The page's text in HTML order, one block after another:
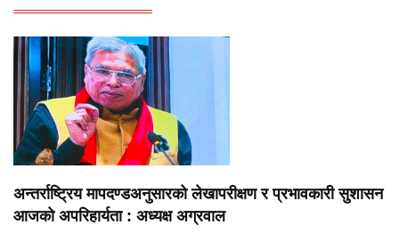
अन्तर्राष्ट्रिय मापदण्डअनुसारको लेखापरीक्षण र प्रभावकारी सुशासन
आजको अपरिहार्यता : अध्यक्ष अग्रवाल